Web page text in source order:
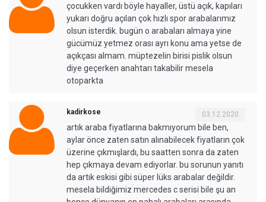
çocukken vardı böyle hayaller, üstü açık, kapıları
yukarı doğru açılan çok hızlı spor arabalarımız
olsun isterdik. bugün o arabaları almaya yine
gücümüz yetmez orası ayrı konu ama yetse de
açıkçası almam. müptezelin birisi pislik olsun
diye geçerken anahtarı takabilir mesela
otoparkta
kadirkose 03.12.2020
artık araba fiyatlarına bakmıyorum bile ben,
aylar önce zaten satın alınabilecek fiyatların çok
üzerine çıkmışlardı, bu saatten sonra da zaten
hep çıkmaya devam ediyorlar. bu sorunun yanıtı
da artık eskisi gibi süper lüks arabalar değildir.
mesela bildiğimiz mercedes c serisi bile şu an